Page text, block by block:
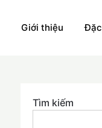
Giới thiệu
Tìm kiếm